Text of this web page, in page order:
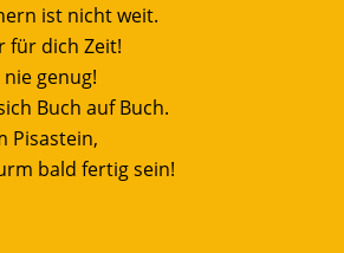
ist nicht weit.
für dich Zeit!
genug!
Buch auf Buch.
Pisastein,
bald fertig sein!